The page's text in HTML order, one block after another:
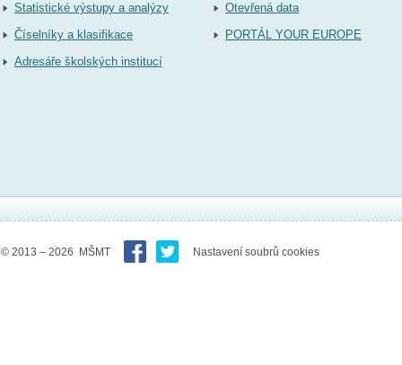
Statistické výstupy a analýzy
Číselníky a klasifikace
Adresáře školských institucí
Otevřená data
PORTÁL YOUR EUROPE
© 2013 – 2026 MŠMT Nastavení soubrů cookies